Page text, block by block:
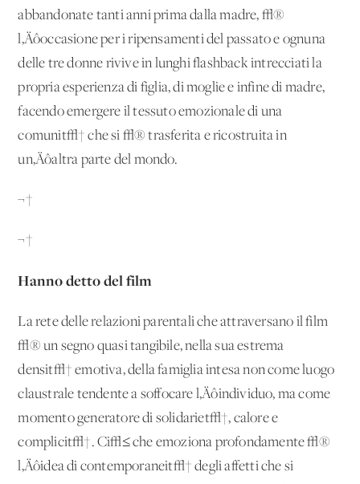
abbandonate tanti anni prima dalla madre, √®
l‚Äôoccasione per i ripensamenti del passato e ognuna
delle tre donne rivive in lunghi flashback intrecciati la
propria esperienza di figlia, di moglie e infine di madre,
facendo emergere il tessuto emozionale di una
comunit√† che si √® trasferita e ricostruita in
un‚Äôaltra parte del mondo.
¬†
¬†
Hanno detto del film
La rete delle relazioni parentali che attraversano il film
√® un segno quasi tangibile, nella sua estrema
densit√† emotiva, della famiglia intesa non come luogo
claustrale tendente a soffocare l‚Äôindividuo, ma come
momento generatore di solidariet√†, calore e
complicit√†. Ci√≤ che emoziona profondamente √®
l‚Äôidea di contemporaneit√† degli affetti che si